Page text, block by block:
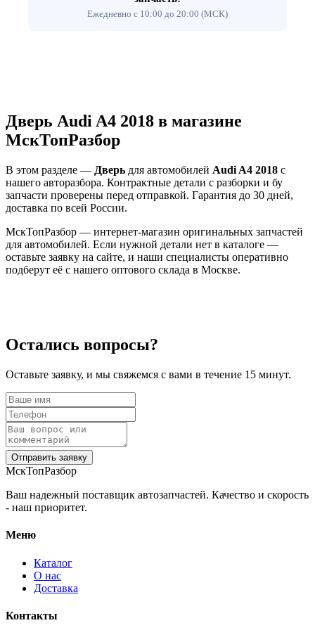
Ежедневно с 10:00 до 20:00 (МСК)
Дверь Audi A4 2018 в магазине
МскТопРазбор
В этом разделе — Дверь для автомобилей Audi A4 2018 с
нашего авторазбора. Контрактные детали с разборки и бу
запчасти проверены перед отправкой. Гарантия до 30 дней,
доставка по всей России.
МскТопРазбор — интернет-магазин оригинальных запчастей
для автомобилей. Если нужной детали нет в каталоге —
оставьте заявку на сайте, и наши специалисты оперативно
подберут её с нашего оптового склада в Москве.
Остались вопросы?
Оставьте заявку, и мы свяжемся с вами в течение 15 минут.
Отправить заявку
МскТопРазбор
Ваш надежный поставщик автозапчастей. Качество и скорость
- наш приоритет.
Меню
Каталог
О нас
Доставка
Контакты